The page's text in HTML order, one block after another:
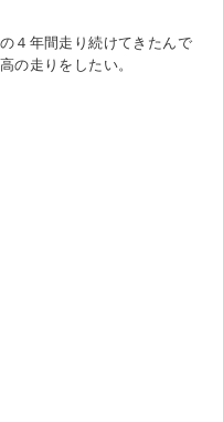
４年間走り続けてきたんで
の走りをしたい。